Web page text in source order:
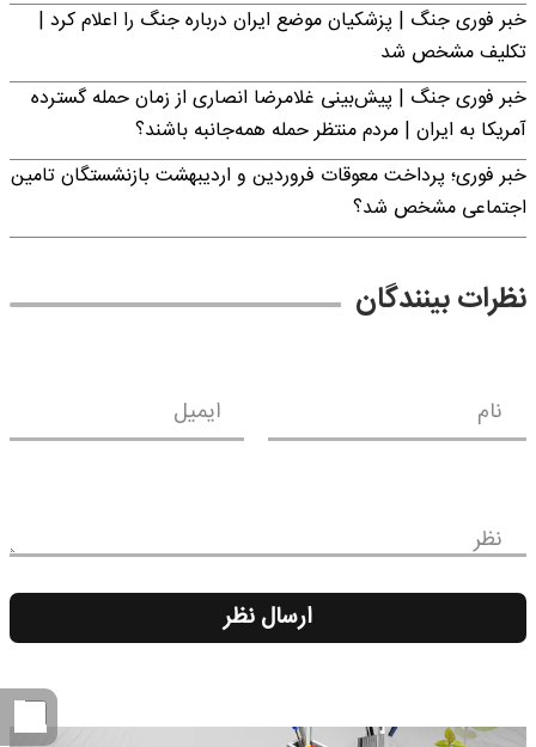
خبر فوری جنگ | پزشکیان موضع ایران درباره جنگ را اعلام کرد |
تکلیف مشخص شد
خبر فوری جنگ | پیش‌بینی غلامرضا انصاری از زمان حمله گسترده
آمریکا به ایران | مردم منتظر حمله همه‌جانبه باشند؟
خبر فوری؛ پرداخت معوقات فروردین و اردیبهشت بازنشستگان تامین
اجتماعی مشخص شد؟
نظرات بینندگان
نام ایمیل
نظر
ارسال نظر